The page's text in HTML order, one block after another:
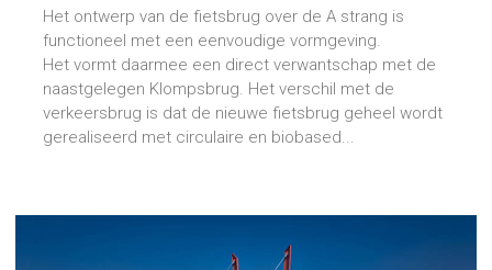
Het ontwerp van de fietsbrug over de A strang is
functioneel met een eenvoudige vormgeving.
Het vormt daarmee een direct verwantschap met de
naastgelegen Klompsbrug. Het verschil met de
verkeersbrug is dat de nieuwe fietsbrug geheel wordt
gerealiseerd met circulaire en biobased...